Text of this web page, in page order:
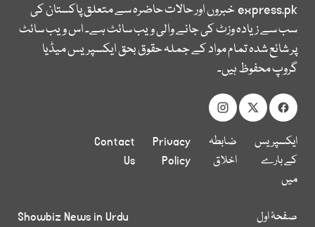
express.pkخبروں اور حالات حاضرہ سے متعلق پاکستان کی
سب سے زیادہ وزٹ کی جانے والی ویب سائٹ ہے۔ اس ویب سائٹ
پر شائع شدہ تمام مواد کے جملہ حقوق بحق ایکسپریس میڈیا
گروپ محفوظ ہیں۔
ایکسپریس
کے بارے
میں
ضابطہ
اخلاق
Privacy
Policy
Contact
Us
صفحۂ اول
Showbiz News in Urdu